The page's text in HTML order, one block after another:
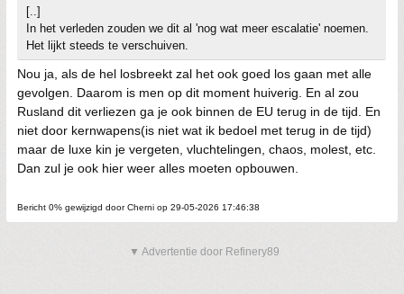
[..]
In het verleden zouden we dit al 'nog wat meer escalatie' noemen.
Het lijkt steeds te verschuiven.
Nou ja, als de hel losbreekt zal het ook goed los gaan met alle
gevolgen. Daarom is men op dit moment huiverig. En al zou
Rusland dit verliezen ga je ook binnen de EU terug in de tijd. En
niet door kernwapens(is niet wat ik bedoel met terug in de tijd)
maar de luxe kin je vergeten, vluchtelingen, chaos, molest, etc.
Dan zul je ook hier weer alles moeten opbouwen.
Bericht 0% gewijzigd door Cherni op 29-05-2026 17:46:38
▼ Advertentie door Refinery89